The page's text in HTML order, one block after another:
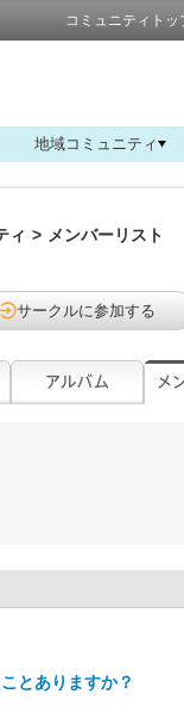
コミュニティトッ
地域コミュニティ
ィ > メンバーリスト
サークルに参加する
とありますか？